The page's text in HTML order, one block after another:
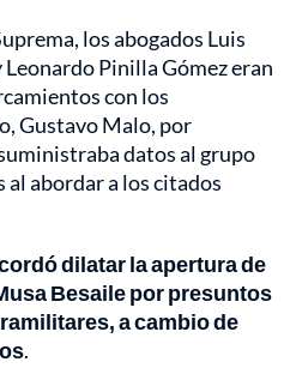
los abogados Luis
Pinilla Gómez eran
con los
Gustavo Malo, por
datos al grupo
abordar a los citados
dilatar la apertura de
Besaile por presuntos
a cambio de
.